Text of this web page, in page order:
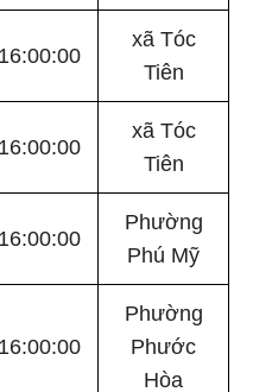
16:00:00
xã Tóc
Tiên
16:00:00
xã Tóc
Tiên
16:00:00
Phường
Phú Mỹ
16:00:00
Phường
Phước
Hòa